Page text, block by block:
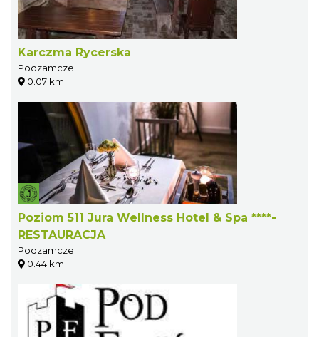
Karczma Rycerska
Podzamcze
0.07 km
Poziom 511 Jura Wellness Hotel & Spa ****-
RESTAURACJA
Podzamcze
0.44 km